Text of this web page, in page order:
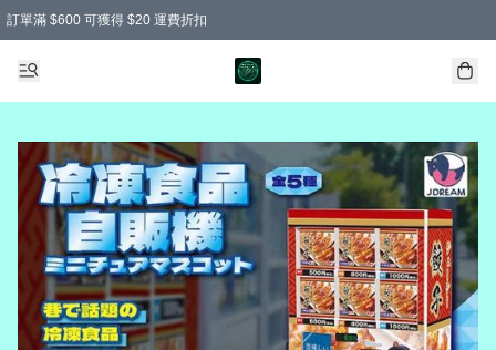
訂單滿 $600 可獲得 $20 運費折扣